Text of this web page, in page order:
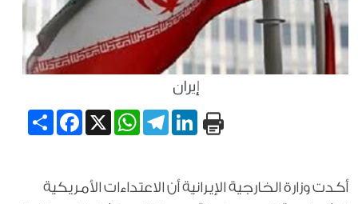
إيران
Share
Facebook X
WhatsApp
TelegramLinkedIn
أكدت وزارة الخارجية الإيرانية أن الاعتداءات الأمريكية